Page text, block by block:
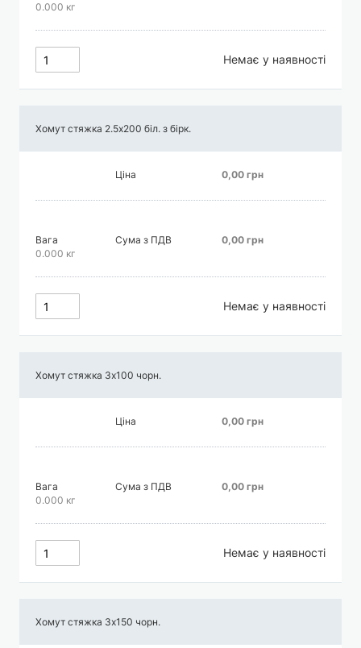
0.000 кг
Немає у наявності
Хомут стяжка 2.5х200 біл. з бірк.
Ціна 0,00 грн
Вага
0.000 кг
Сума з ПДВ 0,00 грн
Немає у наявності
Хомут стяжка 3х100 чорн.
Ціна 0,00 грн
Вага
0.000 кг
Сума з ПДВ 0,00 грн
Немає у наявності
Хомут стяжка 3х150 чорн.